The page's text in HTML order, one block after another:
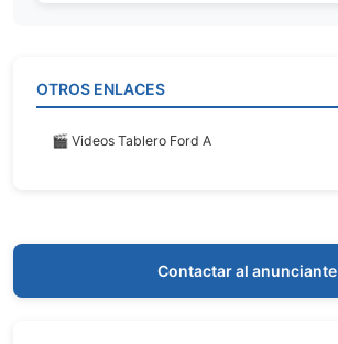
OTROS ENLACES
🎬 Videos Tablero Ford A
Contactar al anunciante